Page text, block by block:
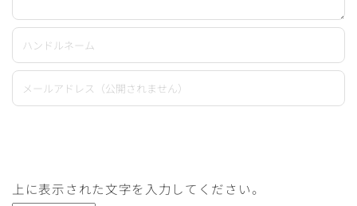
上に表示された文字を入力してください。